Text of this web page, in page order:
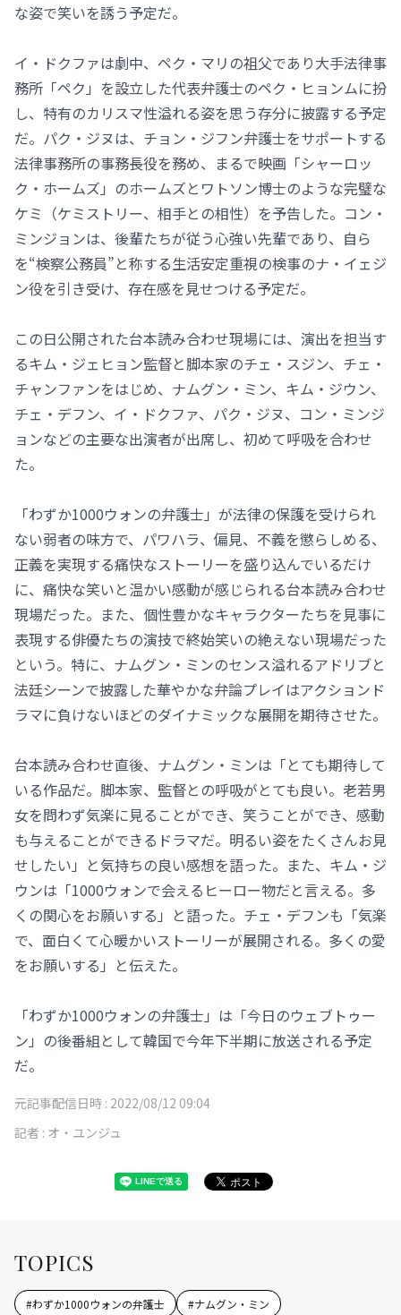
な姿で笑いを誘う予定だ。
イ・ドクファは劇中、ペク・マリの祖父であり大手法律事
務所「ペク」を設立した代表弁護士のペク・ヒョンムに扮
し、特有のカリスマ性溢れる姿を思う存分に披露する予定
だ。パク・ジヌは、チョン・ジフン弁護士をサポートする
法律事務所の事務長役を務め、まるで映画「シャーロッ
ク・ホームズ」のホームズとワトソン博士のような完璧な
ケミ（ケミストリー、相手との相性）を予告した。コン・
ミンジョンは、後輩たちが従う心強い先輩であり、自ら
を“検察公務員”と称する生活安定重視の検事のナ・イェジ
ン役を引き受け、存在感を見せつける予定だ。
この日公開された台本読み合わせ現場には、演出を担当す
るキム・ジェヒョン監督と脚本家のチェ・スジン、チェ・
チャンファンをはじめ、ナムグン・ミン、キム・ジウン、
チェ・デフン、イ・ドクファ、パク・ジヌ、コン・ミンジ
ョンなどの主要な出演者が出席し、初めて呼吸を合わせ
た。
「わずか1000ウォンの弁護士」が法律の保護を受けられ
ない弱者の味方で、パワハラ、偏見、不義を懲らしめる、
正義を実現する痛快なストーリーを盛り込んでいるだけ
に、痛快な笑いと温かい感動が感じられる台本読み合わせ
現場だった。また、個性豊かなキャラクターたちを見事に
表現する俳優たちの演技で終始笑いの絶えない現場だった
という。特に、ナムグン・ミンのセンス溢れるアドリブと
法廷シーンで披露した華やかな弁論プレイはアクションド
ラマに負けないほどのダイナミックな展開を期待させた。
台本読み合わせ直後、ナムグン・ミンは「とても期待して
いる作品だ。脚本家、監督との呼吸がとても良い。老若男
女を問わず気楽に見ることができ、笑うことができ、感動
も与えることができるドラマだ。明るい姿をたくさんお見
せしたい」と気持ちの良い感想を語った。また、キム・ジ
ウンは「1000ウォンで会えるヒーロー物だと言える。多
くの関心をお願いする」と語った。チェ・デフンも「気楽
で、面白くて心暖かいストーリーが展開される。多くの愛
をお願いする」と伝えた。
「わずか1000ウォンの弁護士」は「今日のウェブトゥー
ン」の後番組として韓国で今年下半期に放送される予定
だ。
元記事配信日時 : 2022/08/12 09:04
記者 : オ・ユンジュ
TOPICS
#わずか1000ウォンの弁護士 #ナムグン・ミン